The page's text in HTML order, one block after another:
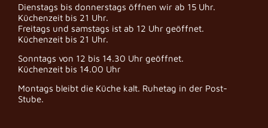
Dienstags bis donnerstags öffnen wir ab 15 Uhr.
Küchenzeit bis 21 Uhr.
Freitags und samstags ist ab 12 Uhr geöffnet.
Küchenzeit bis 21 Uhr.
Sonntags von 12 bis 14.30 Uhr geöffnet.
Küchenzeit bis 14.00 Uhr
Montags bleibt die Küche kalt. Ruhetag in der Post-
Stube.